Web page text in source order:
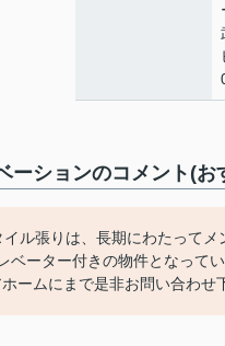
ョンのコメント(お
ル張りは、長期にわたって
ーター付きの物件となって
ームにまで是非お問い合わせ